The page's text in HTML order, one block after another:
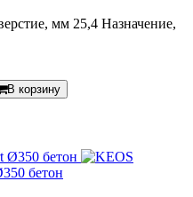
мм 25,4 Назначение,
В корзину
бетон